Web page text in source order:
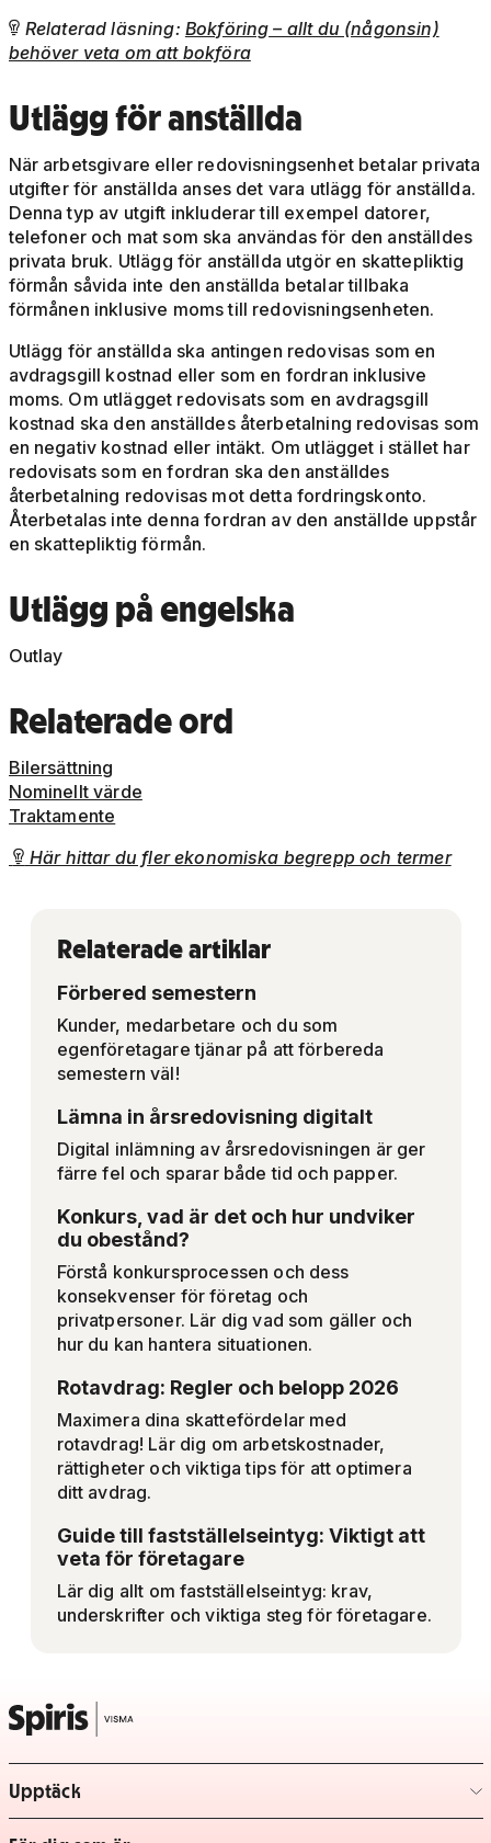
 Relaterad läsning: Bokföring – allt du (någonsin)
behöver veta om att bokföra
Utlägg för anställda
När arbetsgivare eller redovisningsenhet betalar privata
utgifter för anställda anses det vara utlägg för anställda.
Denna typ av utgift inkluderar till exempel datorer,
telefoner och mat som ska användas för den anställdes
privata bruk. Utlägg för anställda utgör en skattepliktig
förmån såvida inte den anställda betalar tillbaka
förmånen inklusive moms till redovisningsenheten.
Utlägg för anställda ska antingen redovisas som en
avdragsgill kostnad eller som en fordran inklusive
moms. Om utlägget redovisats som en avdragsgill
kostnad ska den anställdes återbetalning redovisas som
en negativ kostnad eller intäkt. Om utlägget i stället har
redovisats som en fordran ska den anställdes
återbetalning redovisas mot detta fordringskonto.
Återbetalas inte denna fordran av den anställde uppstår
en skattepliktig förmån.
Utlägg på engelska
Outlay
Relaterade ord
Bilersättning
Nominellt värde
Traktamente
 Här hittar du fler ekonomiska begrepp och termer
Relaterade artiklar
Förbered semestern
Kunder, medarbetare och du som
egenföretagare tjänar på att förbereda
semestern väl!
Lämna in årsredovisning digitalt
Digital inlämning av årsredovisningen är ger
färre fel och sparar både tid och papper.
Konkurs, vad är det och hur undviker
du obestånd?
Förstå konkursprocessen och dess
konsekvenser för företag och
privatpersoner. Lär dig vad som gäller och
hur du kan hantera situationen.
Rotavdrag: Regler och belopp 2026
Maximera dina skattefördelar med
rotavdrag! Lär dig om arbetskostnader,
rättigheter och viktiga tips för att optimera
ditt avdrag.
Guide till fastställelseintyg: Viktigt att
veta för företagare
Lär dig allt om fastställelseintyg: krav,
underskrifter och viktiga steg för företagare.
Upptäck
– klicka för att expandera lista